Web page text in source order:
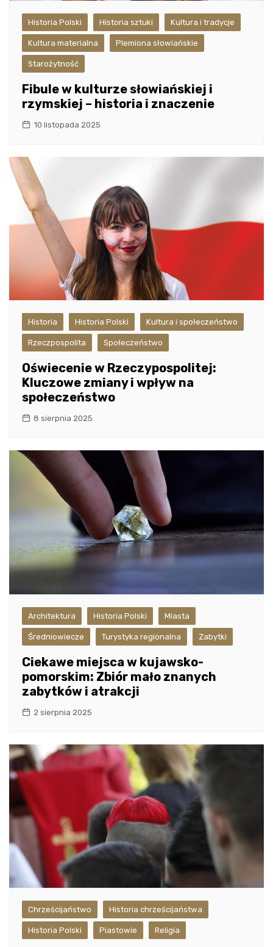
Historia Polski Historia sztuki Kultura i tradycje
Kultura materialna Plemiona słowiańskie
Starożytność
Fibule w kulturze słowiańskiej i
rzymskiej – historia i znaczenie
10 listopada 2025
Historia Historia Polski Kultura i społeczeństwo
Rzeczpospolita Społeczeństwo
Oświecenie w Rzeczypospolitej:
Kluczowe zmiany i wpływ na
społeczeństwo
8 sierpnia 2025
Architektura Historia Polski Miasta
Średniowiecze Turystyka regionalna Zabytki
Ciekawe miejsca w kujawsko-
pomorskim: Zbiór mało znanych
zabytków i atrakcji
2 sierpnia 2025
Chrześcijaństwo Historia chrześcijaństwa
Historia Polski Piastowie Religia